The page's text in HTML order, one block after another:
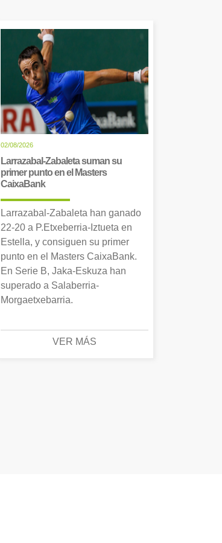
02/08/2026
Larrazabal-Zabaleta suman su
primer punto en el Masters
CaixaBank
Larrazabal-Zabaleta han ganado
22-20 a P.Etxeberria-Iztueta en
Estella, y consiguen su primer
punto en el Masters CaixaBank.
En Serie B, Jaka-Eskuza han
superado a Salaberria-
Morgaetxebarria.
VER MÁS